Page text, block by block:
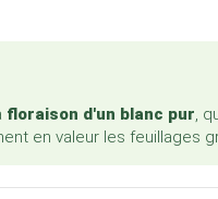
floraison d'un blanc pur,
en valeur les feuillages